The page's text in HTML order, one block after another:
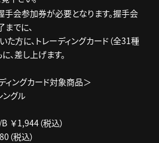
手会参加券が必要となります。握手会
でに、
方に、トレーディングカード（全31種
、差し上げます。
ィングカード対象商品＞
ングル
￥1,944（税込）
（税込）